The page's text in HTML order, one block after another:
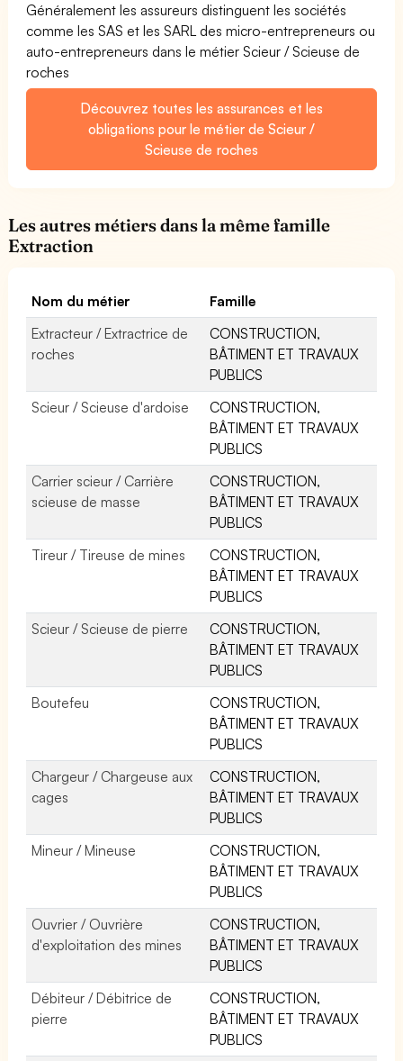
Généralement les assureurs distinguent les sociétés
comme les SAS et les SARL des micro-entrepreneurs ou
auto-entrepreneurs dans le métier Scieur / Scieuse de
roches
Découvrez toutes les assurances et les
obligations pour le métier de Scieur /
Scieuse de roches
Les autres métiers dans la même famille
Extraction
Nom du métier
Famille
Extracteur / Extractrice de
roches
CONSTRUCTION,
BÂTIMENT ET TRAVAUX
PUBLICS
Scieur / Scieuse d'ardoise
CONSTRUCTION,
BÂTIMENT ET TRAVAUX
PUBLICS
Carrier scieur / Carrière
scieuse de masse
CONSTRUCTION,
BÂTIMENT ET TRAVAUX
PUBLICS
Tireur / Tireuse de mines
CONSTRUCTION,
BÂTIMENT ET TRAVAUX
PUBLICS
Scieur / Scieuse de pierre
CONSTRUCTION,
BÂTIMENT ET TRAVAUX
PUBLICS
Boutefeu
CONSTRUCTION,
BÂTIMENT ET TRAVAUX
PUBLICS
Chargeur / Chargeuse aux
cages
CONSTRUCTION,
BÂTIMENT ET TRAVAUX
PUBLICS
Mineur / Mineuse
CONSTRUCTION,
BÂTIMENT ET TRAVAUX
PUBLICS
Ouvrier / Ouvrière
d'exploitation des mines
CONSTRUCTION,
BÂTIMENT ET TRAVAUX
PUBLICS
Débiteur / Débitrice de
pierre
CONSTRUCTION,
BÂTIMENT ET TRAVAUX
PUBLICS